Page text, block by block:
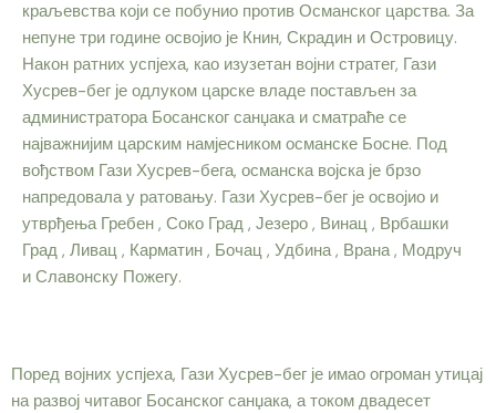
краљевства који се побунио против Османског царства. За
непуне три године освојио је Книн, Скрадин и Островицу.
Након ратних успјеха, као изузетан војни стратег, Гази
Хусрев-бег је одлуком царске владе постављен за
администратора Босанског санџака и сматраће се
најважнијим царским намјесником османске Босне. Под
вођством Гази Хусрев-бега, османска војска је брзо
напредовала у ратовању. Гази Хусрев-бег је освојио и
утврђења Гребен , Соко Град , Језеро , Винац , Врбашки
Град , Ливац , Карматин , Бочац , Удбина , Врана , Модруч
и Славонску Пожегу.
Поред војних успјеха, Гази Хусрев-бег је имао огроман утицај
на развој читавог Босанског санџака, а током двадесет